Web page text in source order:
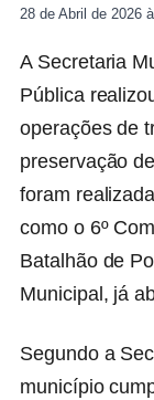
28 de Abril de 2026
A Secretaria
Pública
operações de
preservação
foram
como o 6º
Batalhão de
Municipal, já
Segundo a
município